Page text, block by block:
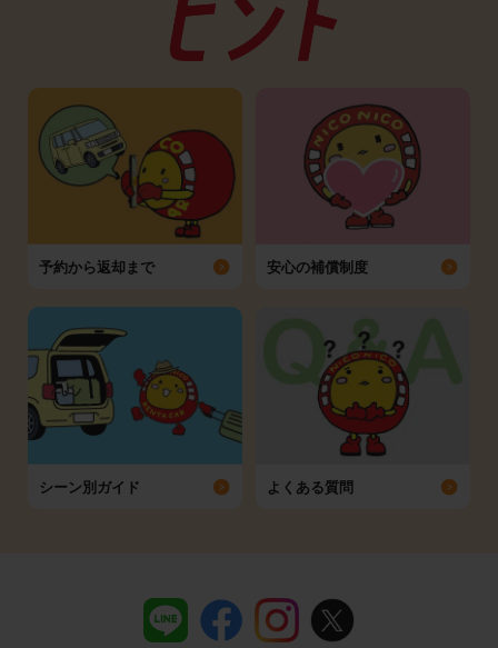
予約から返却まで 安心の補償制度
シーン別ガイド よくある質問